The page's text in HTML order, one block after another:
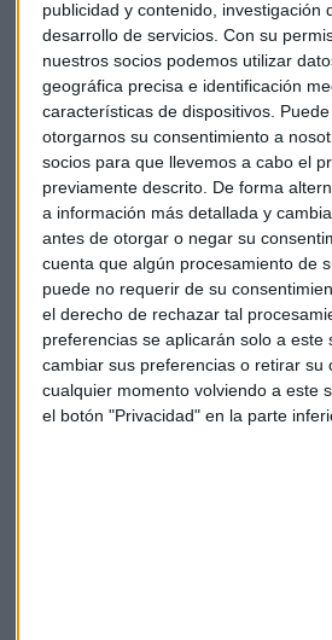
publicidad y contenido, investigación
desarrollo de servicios. Con su
nuestros socios podemos utilizar
geográfica precisa e identificación
características de dispositivos.
otorgarnos su consentimiento a
socios para que llevemos a cabo el
previamente descrito. De forma
a información más detallada y
antes de otorgar o negar su
cuenta que algún procesamiento de
puede no requerir de su
el derecho de rechazar tal
preferencias se aplicarán solo a este
cambiar sus preferencias o retirar su
cualquier momento volviendo a este
el botón "Privacidad" en la parte
una batalla legal con dos gigantes
tiempo.
La demanda contraGoogleabarca
concreto, aunque la compañía ha
gigante de las búsquedas como
cerca de un centenar entre los dos.
Una de las licencias que habría
la tecnología que permite a los
inteligentesescuchar música
encuentran en distintas
Además Sonos también ha pedido a
Internacional de Comercioque